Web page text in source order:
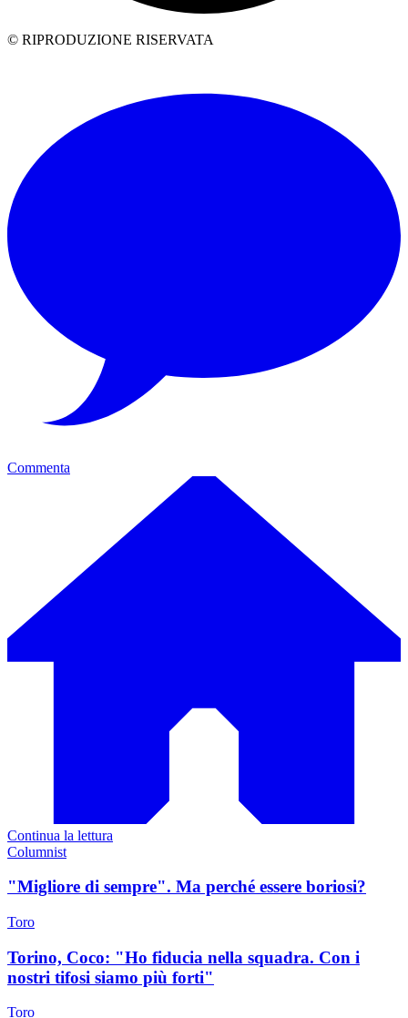
© RIPRODUZIONE RISERVATA
Commenta
Continua la lettura
Columnist
"Migliore di sempre". Ma perché essere boriosi?
Toro
Torino, Coco: "Ho fiducia nella squadra. Con i
nostri tifosi siamo più forti"
Toro